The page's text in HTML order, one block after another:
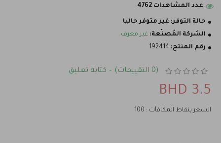
حالة التوفر: غير متوفر حاليا
الشركة المُصنّعة: غير معرف
رقم المنتج: 192414
عدد المشاهدات 4762
(0 التقييمات) - كتابة تعليق
3.5 BHD
السعر بنقاط المكافآت : 100